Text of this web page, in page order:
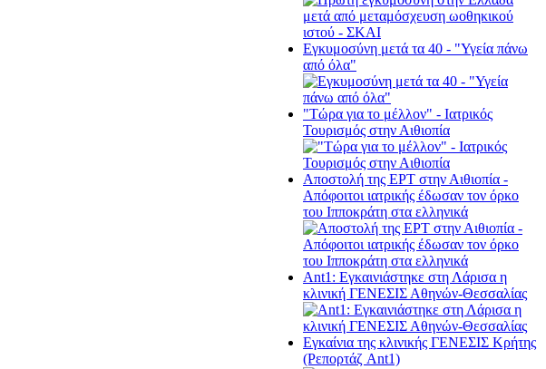
Εγκυμοσύνη μετά τα 40 - "Υγεία πάνω
από όλα"
"Τώρα για το μέλλον" - Ιατρικός
Τουρισμός στην Αιθιοπία
Αποστολή της ΕΡΤ στην Αιθιοπία -
Απόφοιτοι ιατρικής έδωσαν τον όρκο
του Ιπποκράτη στα ελληνικά
Ant1: Εγκαινιάστηκε στη Λάρισα η
κλινική ΓΕΝΕΣΙΣ Αθηνών-Θεσσαλίας
Εγκαίνια της κλινικής ΓΕΝΕΣΙΣ Κρήτης
(Ρεπορτάζ Ant1)